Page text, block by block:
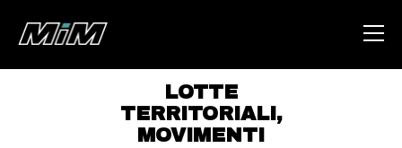
HOME
LOTTE
TERRITORIALI ,
MOVIMENTI